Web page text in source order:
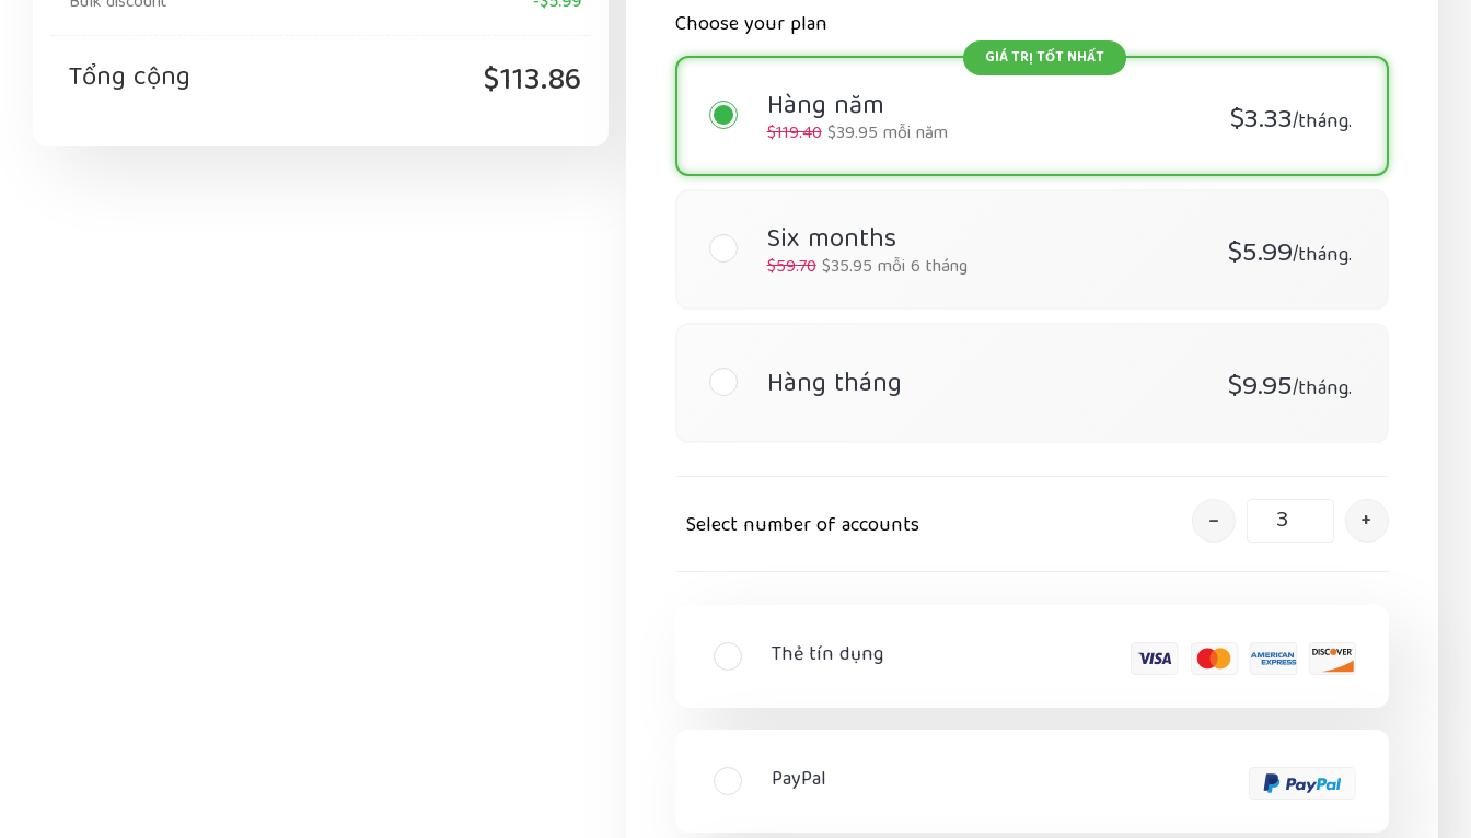
Tổng cộng $113.86
Choose your plan
Hàng năm $3.33/tháng.
$119.40$39.95 mỗi năm
Six months $5.99/tháng.
$59.70$35.95 mỗi 6 tháng
Hàng tháng $9.95/tháng.
Select number of accounts – +
Thẻ tín dụng
PayPal